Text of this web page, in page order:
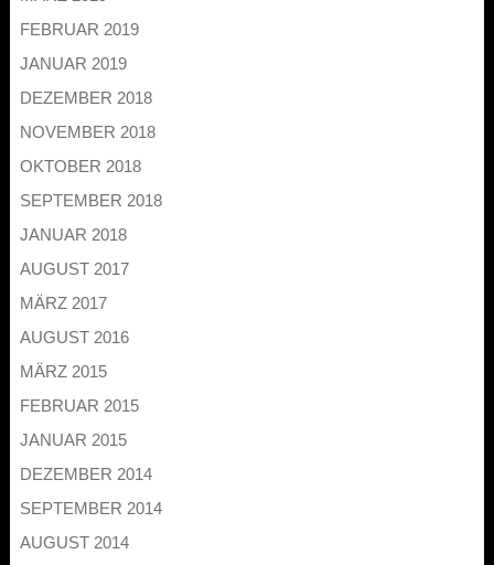
FEBRUAR 2019
JANUAR 2019
DEZEMBER 2018
NOVEMBER 2018
OKTOBER 2018
SEPTEMBER 2018
JANUAR 2018
AUGUST 2017
MÄRZ 2017
AUGUST 2016
MÄRZ 2015
FEBRUAR 2015
JANUAR 2015
DEZEMBER 2014
SEPTEMBER 2014
AUGUST 2014